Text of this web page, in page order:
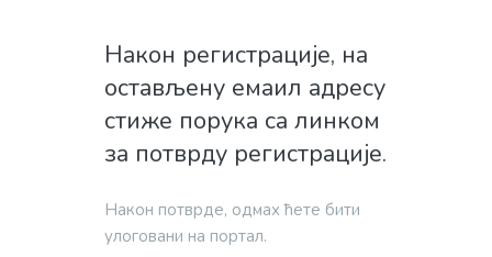
Након регистрације, на
остављену емаил адресу
стиже порука са линком
за потврду регистрације.
Након потврде, одмах ћете бити
улоговани на портал.